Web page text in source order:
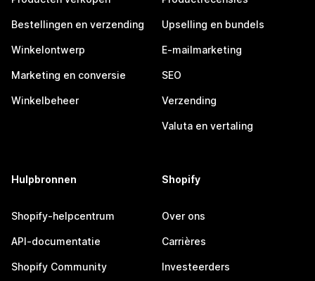
Bestellingen en verzending
Winkelontwerp
Marketing en conversie
Winkelbeheer
Upselling en bundels
E-mailmarketing
SEO
Verzending
Valuta en vertaling
Hulpbronnen
Shopify-helpcentrum
API-documentatie
Shopify Community
Shopify
Over ons
Carrières
Investeerders